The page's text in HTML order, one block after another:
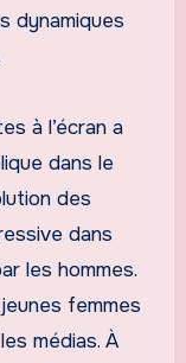
dynamiques
à l’écran a
dans le
des
dans
les hommes.
femmes
médias. À